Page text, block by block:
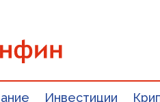
Инвестиции